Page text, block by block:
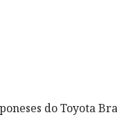
do Toyota